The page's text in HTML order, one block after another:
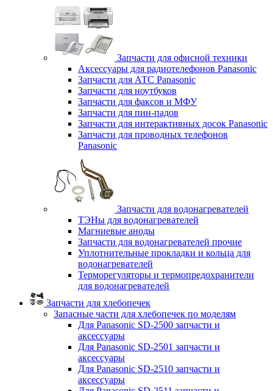
Запчасти для офисной техники
Аксессуары для радиотелефонов Panasonic
Запчасти для АТС Panasonic
Запчасти для ноутбуков
Запчасти для факсов и МФУ
Запчасти для пин-падов
Запчасти для интерактивных досок Panasonic
Запчасти для проводных телефонов
Panasonic
Запчасти для водонагревателей
ТЭНы для водонагревателей
Магниевые аноды
Запчасти для водонагревателей прочие
Уплотнительные прокладки и кольца для
водонагревателей
Терморегуляторы и термопредохранители
для водонагревателей
Запчасти для хлебопечек
Запасные части для хлебопечек по моделям
Для Panasonic SD-2500 запчасти и
аксессуары
Для Panasonic SD-2501 запчасти и
аксессуары
Для Panasonic SD-2510 запчасти и
аксессуары